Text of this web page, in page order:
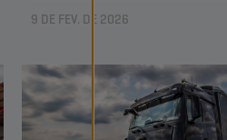
adversos, ciclos de trabalho
vez mais complexos exigem
lubrificantes e uma estratégia
são vitais para superar os
as frotas seguras, económicas
9 DE FEV. DE 2026